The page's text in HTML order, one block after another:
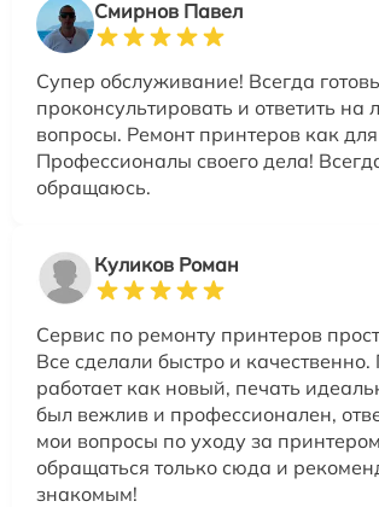
Смирнов Павел
Супер обслуживание! Всегда
проконсультировать и ответить на
вопросы. Ремонт принтеров как для
Профессионалы своего дела!
обращаюсь.
Куликов Роман
Сервис по ремонту принтеров
Все сделали быстро и
работает как новый, печать
был вежлив и профессионален,
мои вопросы по уходу за
обращаться только сюда и
знакомым!